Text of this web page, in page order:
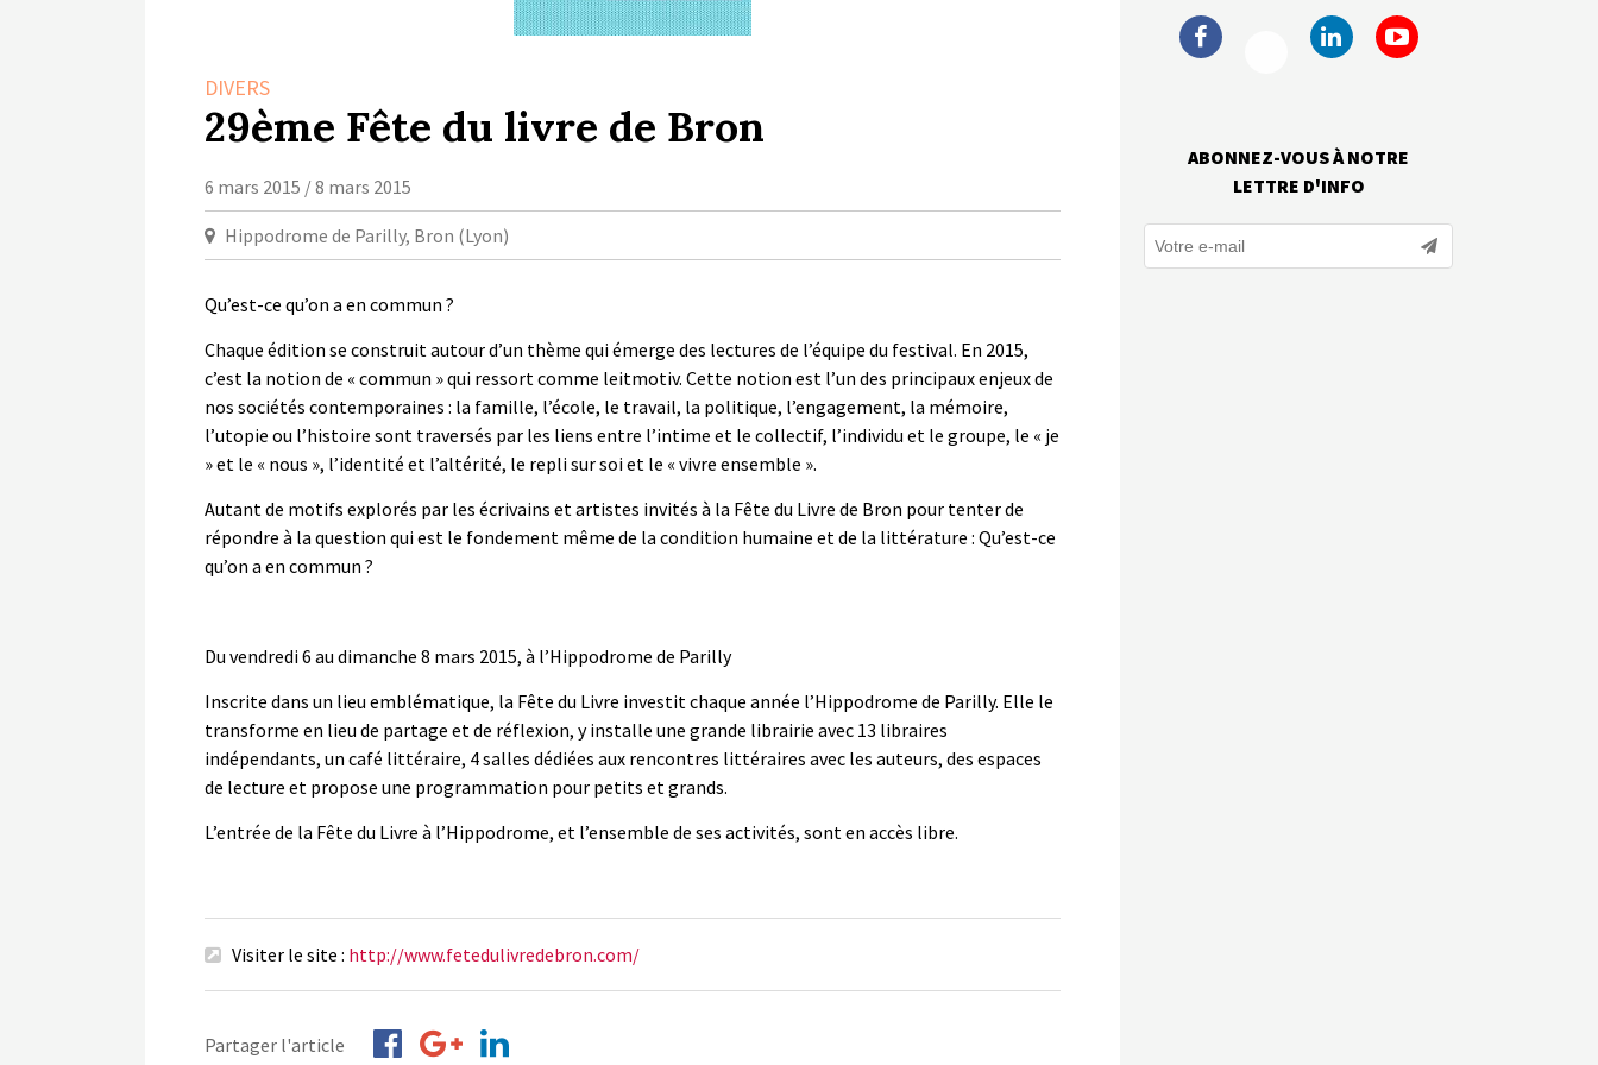
DIVERS
29ème Fête du livre de Bron
6 mars 2015 / 8 mars 2015
Hippodrome de Parilly, Bron (Lyon)
Qu’est-ce qu’on a en commun ?
Chaque édition se construit autour d’un thème qui émerge des lectures de l’équipe du festival. En 2015,
c’est la notion de « commun » qui ressort comme leitmotiv. Cette notion est l’un des principaux enjeux de
nos sociétés contemporaines : la famille, l’école, le travail, la politique, l’engagement, la mémoire,
l’utopie ou l’histoire sont traversés par les liens entre l’intime et le collectif, l’individu et le groupe, le « je
» et le « nous », l’identité et l’altérité, le repli sur soi et le « vivre ensemble ».
Autant de motifs explorés par les écrivains et artistes invités à la Fête du Livre de Bron pour tenter de
répondre à la question qui est le fondement même de la condition humaine et de la littérature : Qu’est-ce
qu’on a en commun ?
Du vendredi 6 au dimanche 8 mars 2015, à l’Hippodrome de Parilly
Inscrite dans un lieu emblématique, la Fête du Livre investit chaque année l’Hippodrome de Parilly. Elle le
transforme en lieu de partage et de réflexion, y installe une grande librairie avec 13 libraires
indépendants, un café littéraire, 4 salles dédiées aux rencontres littéraires avec les auteurs, des espaces
de lecture et propose une programmation pour petits et grands.
L’entrée de la Fête du Livre à l’Hippodrome, et l’ensemble de ses activités, sont en accès libre.
Visiter le site : http://www.fetedulivredebron.com/
Partager l'article
ABONNEZ-VOUS À NOTRE
LETTRE D'INFO